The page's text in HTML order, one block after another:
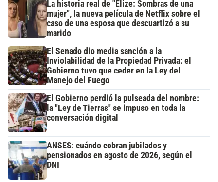
La historia real de "Elize: Sombras de una
mujer", la nueva película de Netflix sobre el
caso de una esposa que descuartizó a su
marido
El Senado dio media sanción a la
Inviolabilidad de la Propiedad Privada: el
Gobierno tuvo que ceder en la Ley del
Manejo del Fuego
El Gobierno perdió la pulseada del nombre:
la "Ley de Tierras" se impuso en toda la
conversación digital
ANSES: cuándo cobran jubilados y
pensionados en agosto de 2026, según el
DNI